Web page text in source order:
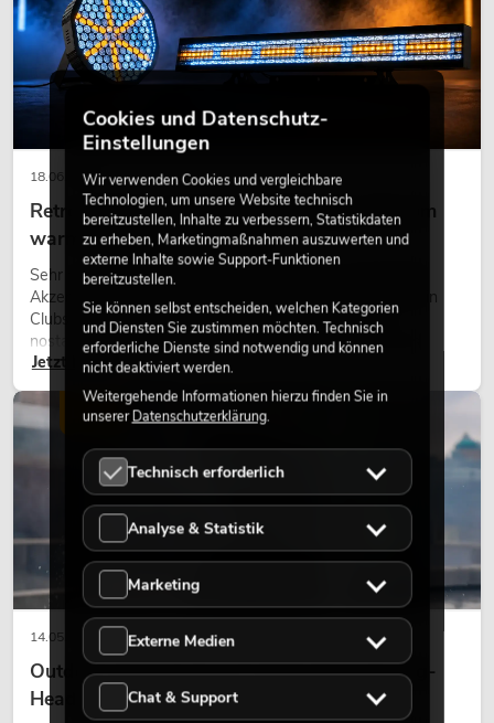
18.06.2026
Retro-Licht im modernen Lichtdesign: Warum
warmes Licht wieder wirkt
Sehr warmes Licht, sichtbare Leuchtflächen und farbige
Akzente prägen viele aktuelle Lichtdesigns auf Bühnen, in
Clubs und bei Events. Retro-Licht ist dabei kein rein
nostalgischer Effekt, sondern ein bewusst eingesetztes
Gestaltungsmittel: Es schafft Atmosphäre, gibt Szenen
Charakter und kann technische LED-Setups emotionaler
wirken lassen.
Jetzt lesen
14.05.2026
Outdoor Moving-Heads: Wetterfeste Moving-
Heads bei Events
LICHT
Cookies und Datenschutz-
Einstellungen
Wir verwenden Cookies und vergleichbare
Technologien, um unsere Website technisch
bereitzustellen, Inhalte zu verbessern, Statistikdaten
zu erheben, Marketingmaßnahmen auszuwerten und
externe Inhalte sowie Support-Funktionen
bereitzustellen.
Sie können selbst entscheiden, welchen Kategorien
und Diensten Sie zustimmen möchten. Technisch
erforderliche Dienste sind notwendig und können
nicht deaktiviert werden.
Weitergehende Informationen hierzu finden Sie in
unsererDatenschutzerklärung.
Technisch erforderlich
Analyse & Statistik
Marketing
Externe Medien
Chat & Support